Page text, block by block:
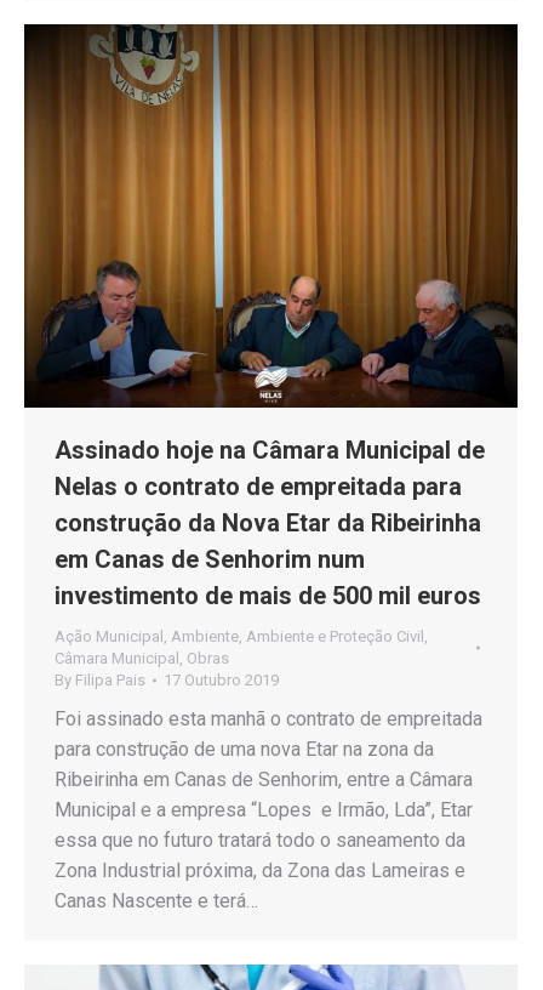
Assinado hoje na Câmara Municipal de
Nelas o contrato de empreitada para
construção da Nova Etar da Ribeirinha
em Canas de Senhorim num
investimento de mais de 500 mil euros
Ação Municipal Ambiente Ambiente e Proteção Civil
Câmara Municipal Obras
By Filipa Pais 17 Outubro 2019
Foi assinado esta manhã o contrato de empreitada
para construção de uma nova Etar na zona da
Ribeirinha em Canas de Senhorim, entre a Câmara
Municipal e a empresa “Lopes e Irmão, Lda”, Etar
essa que no futuro tratará todo o saneamento da
Zona Industrial próxima, da Zona das Lameiras e
Canas Nascente e terá…